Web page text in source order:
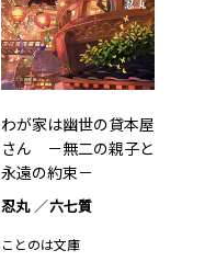
わが家は幽世の貸本屋
さん －無二の親子と
永遠の約束－
忍丸 六七質
ことのは文庫